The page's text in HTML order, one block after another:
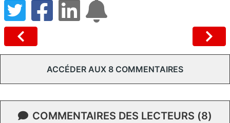
ACCÉDER AUX 8 COMMENTAIRES
COMMENTAIRES DES LECTEURS (8)